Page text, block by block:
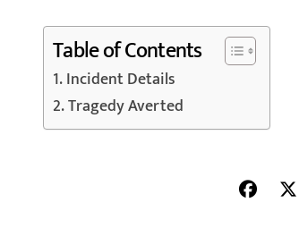
Table of Contents
Incident Details
Tragedy Averted